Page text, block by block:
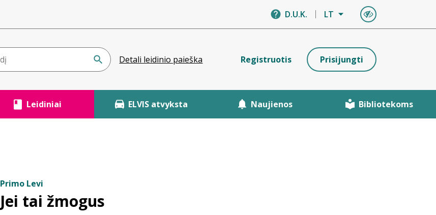
D.U.K. LT
Detali leidinio paieška Registruotis Prisijungti
Leidiniai ELVIS atvyksta Naujienos Bibliotekoms
Primo Levi
Jei tai žmogus